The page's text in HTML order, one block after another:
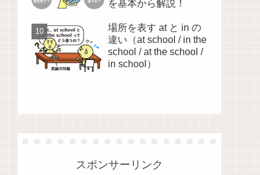
を基本から解説！
場所を表す at と in の
違い（at school / in the
school / at the school /
in school）
スポンサーリンク